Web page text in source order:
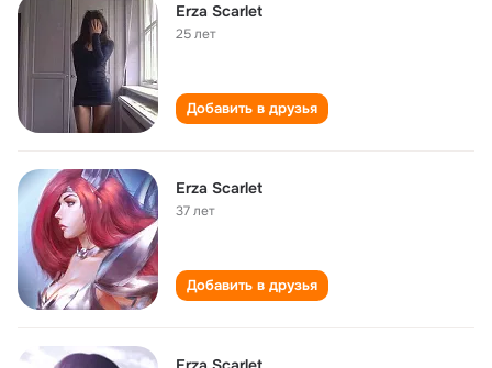
Erza Scarlet
25 лет
Добавить в друзья
Erza Scarlet
37 лет
Добавить в друзья